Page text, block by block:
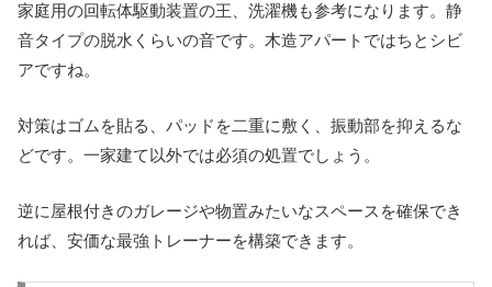
家庭用の回転体駆動装置の王、洗濯機も参考になります。静
音タイプの脱水くらいの音です。木造アパートではちとシビ
アですね。
対策はゴムを貼る、パッドを二重に敷く、振動部を抑えるな
どです。一家建て以外では必須の処置でしょう。
逆に屋根付きのガレージや物置みたいなスペースを確保でき
れば、安価な最強トレーナーを構築できます。